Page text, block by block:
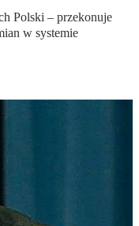
Polski – przekonuje
w systemie